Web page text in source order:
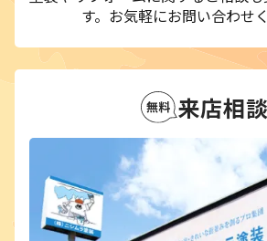
す。 お気軽にお問い合わせ
来店相談